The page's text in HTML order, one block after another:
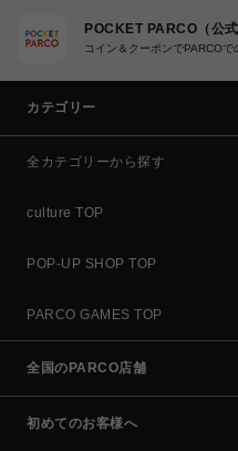
POCKET PARCO（公式
コイン＆クーポンでPARCOで
カテゴリー
全カテゴリーから探す
culture TOP
POP-UP SHOP TOP
PARCO GAMES TOP
全国のPARCO店舗
初めてのお客様へ